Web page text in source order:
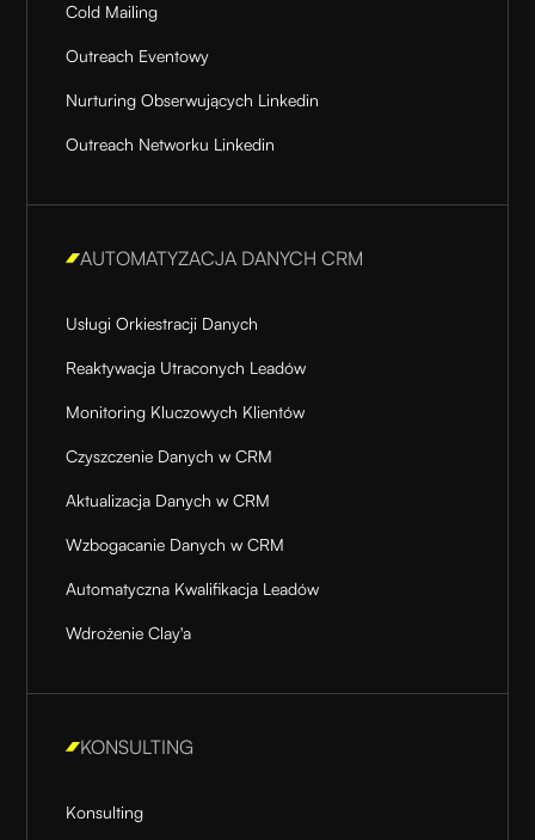
Cold Mailing
Outreach Eventowy
Nurturing Obserwujących Linkedin
Outreach Networku Linkedin
AUTOMATYZACJA DANYCH CRM
Usługi Orkiestracji Danych
Reaktywacja Utraconych Leadów
Monitoring Kluczowych Klientów
Czyszczenie Danych w CRM
Aktualizacja Danych w CRM
Wzbogacanie Danych w CRM
Automatyczna Kwalifikacja Leadów
Wdrożenie Clay'a
KONSULTING
Konsulting